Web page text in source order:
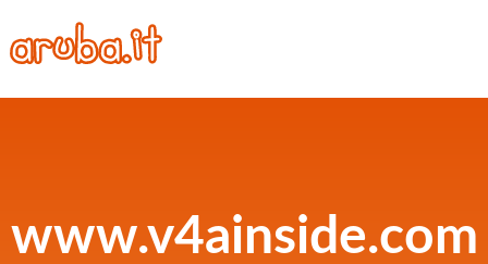
www.v4ainside.com